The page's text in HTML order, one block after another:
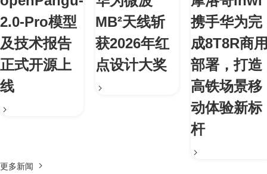
2.0-Pro模型
及技术报告
正式开源上
线
MB²天线斩
获2026年红
点设计大奖
携手华为完
成8T8R商
部署，打造
高铁场景移
动体验新标
杆
更多新闻